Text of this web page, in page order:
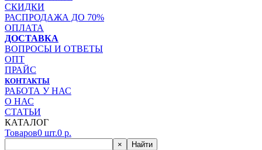
СКИДКИ
РАСПРОДАЖА ДО 70%
ОПЛАТА
ДОСТАВКА
ВОПРОСЫ И ОТВЕТЫ
ОПТ
ПРАЙС
КОНТАКТЫ
РАБОТА У НАС
О НАС
СТАТЬИ
КАТАЛОГ
Товаров0 шт.0 р.
× Найти